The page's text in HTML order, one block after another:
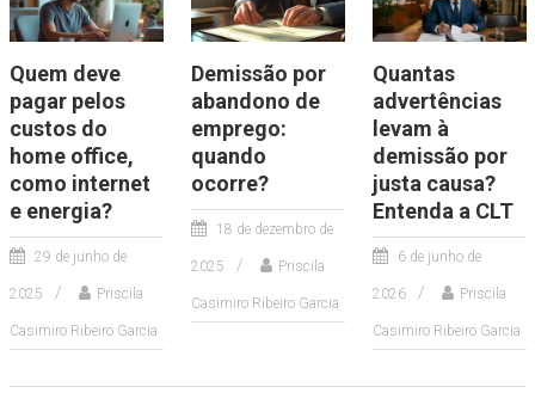
Quem deve
pagar pelos
custos do
home office,
como internet
e energia?
29 de junho de
2025 Priscila
Casimiro Ribeiro Garcia
Demissão por
abandono de
emprego:
quando
ocorre?
18 de dezembro de
2025 Priscila
Casimiro Ribeiro Garcia
Quantas
advertências
levam à
demissão por
justa causa?
Entenda a CLT
6 de junho de
2026 Priscila
Casimiro Ribeiro Garcia